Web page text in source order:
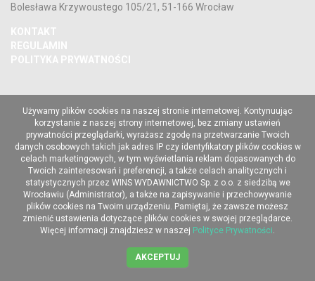
Bolesława Krzywoustego 105/21, 51-166 Wrocław
KONTAKT
REGULAMIN
POLITYKA PRYWATNOŚCI
Używamy plików cookies na naszej stronie internetowej. Kontynuując
korzystanie z naszej strony internetowej, bez zmiany ustawień
prywatności przeglądarki, wyrażasz zgodę na przetwarzanie Twoich
danych osobowych takich jak adres IP czy identyfikatory plików cookies w
celach marketingowych, w tym wyświetlania reklam dopasowanych do
Twoich zainteresowań i preferencji, a także celach analitycznych i
statystycznych przez WINS WYDAWNICTWO Sp. z o.o. z siedzibą we
Wrocławiu (Administrator), a także na zapisywanie i przechowywanie
plików cookies na Twoim urządzeniu. Pamiętaj, że zawsze możesz
zmienić ustawienia dotyczące plików cookies w swojej przeglądarce.
Więcej informacji znajdziesz w naszej Polityce Prywatności.
AKCEPTUJ